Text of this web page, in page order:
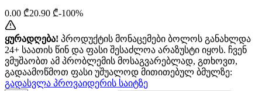
0.00 ₾20.90 ₾-100%
ყურადღება! პროდუქტის მონაცემები ბოლოს განახლდა
24+ საათის წინ და ფასი შესაძლოა არაზუსტი იყოს. ჩვენ
ვმუშაობთ ამ პრობლემის მოსაგვარებლად, გთხოვთ,
გადაამოწმოთ ფასი უშუალოდ მითითებულ ბმულზე:
გადასვლა პროვაიდერის საიტზე